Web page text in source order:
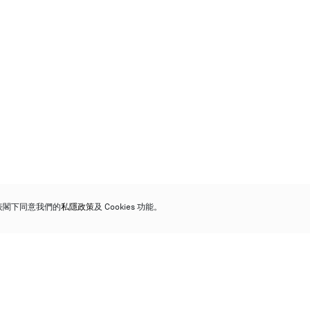
下同意我們的私隱政策及 Cookies 功能。